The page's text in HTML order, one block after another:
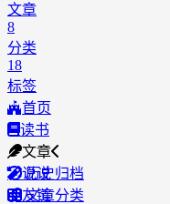
文章
8
分类
18
标签
首页
读书
文章
历史归档
文章分类
说说
友链